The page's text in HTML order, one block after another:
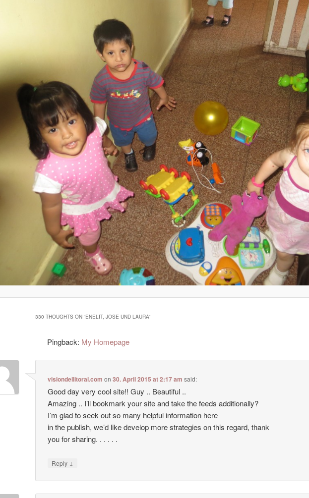
330 THOUGHTS ON “ENELIT, JOSE UND LAURA”
Pingback: My Homepage
visiondellitoral.com on30. April 2015 at 2:17 am said:
Good day very cool site!! Guy .. Beautiful ..
Amazing .. I’ll bookmark your site and take the feeds additionally?
I’m glad to seek out so many helpful information here
in the publish, we’d like develop more strategies on this regard, thank
you for sharing. . . . . .
Reply ↓